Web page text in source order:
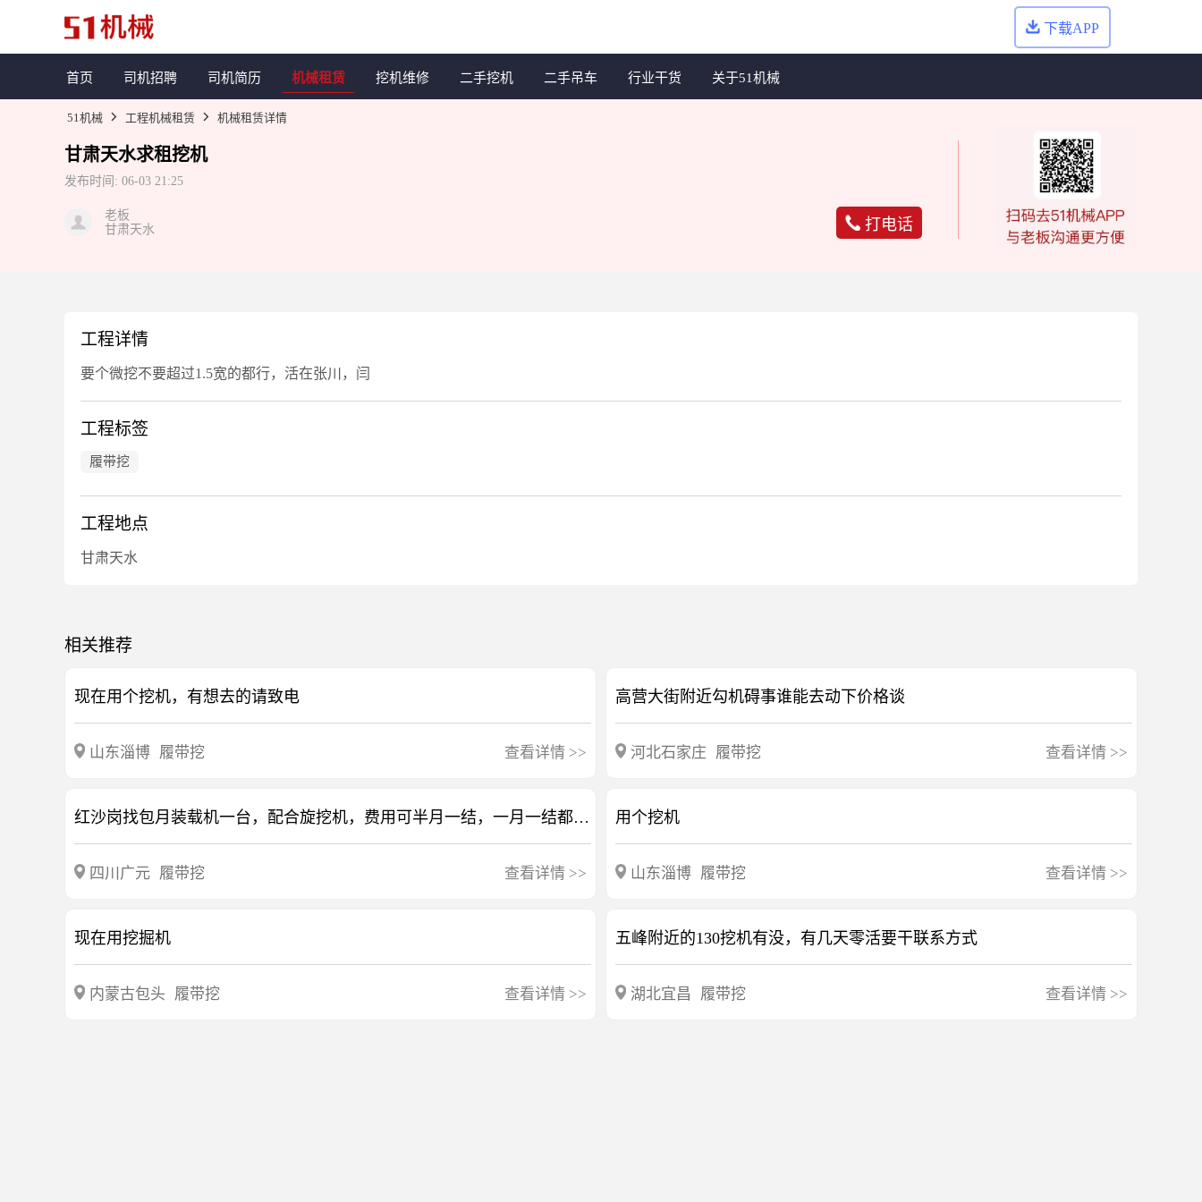
下载APP
首页 司机招聘 司机简历 机械租赁 挖机维修 二手挖机 二手吊车 行业干货 关于51机械
51机械 工程机械租赁 机械租赁详情
甘肃天水求租挖机
发布时间: 06-03 21:25
老板
甘肃天水
打电话
工程详情
要个微挖不要超过1.5宽的都行，活在张川，闫
工程标签
履带挖
工程地点
甘肃天水
相关推荐
现在用个挖机，有想去的请致电
山东淄博 履带挖 查看详情 >>
高营大街附近勾机碍事谁能去动下价格谈
河北石家庄 履带挖 查看详情 >>
红沙岗找包月装载机一台，配合旋挖机，费用可半月一结，一月一结都可，李总
四川广元 履带挖 查看详情 >>
用个挖机
山东淄博 履带挖 查看详情 >>
现在用挖掘机
内蒙古包头 履带挖 查看详情 >>
五峰附近的130挖机有没，有几天零活要干联系方式
湖北宜昌 履带挖 查看详情 >>